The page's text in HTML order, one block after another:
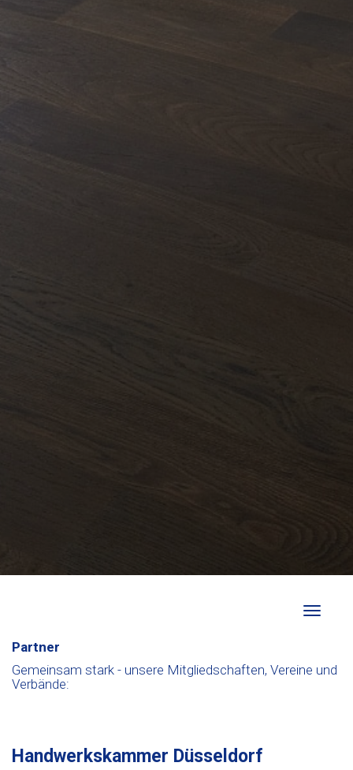
Toggle
Partner
Gemeinsam stark - unsere Mitgliedschaften, Vereine und
Verbände:
Handwerkskammer Düsseldorf